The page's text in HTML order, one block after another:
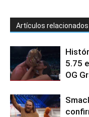
Artículos relacionados
5.75
OG